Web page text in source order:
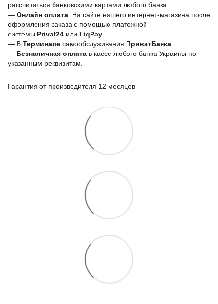
рассчитаться банковскими картами любого банка.
— Онлайн оплата . На сайте нашего интернет-магазина после
оформления заказа с помощью платежной
системы Privat24 или LiqPay
— В Терминале самообслуживания ПриватБанка
— Безналичная оплата в кассе любого банка Украины по
указанным реквизитам.
Гарантия от производителя 12 месяцев